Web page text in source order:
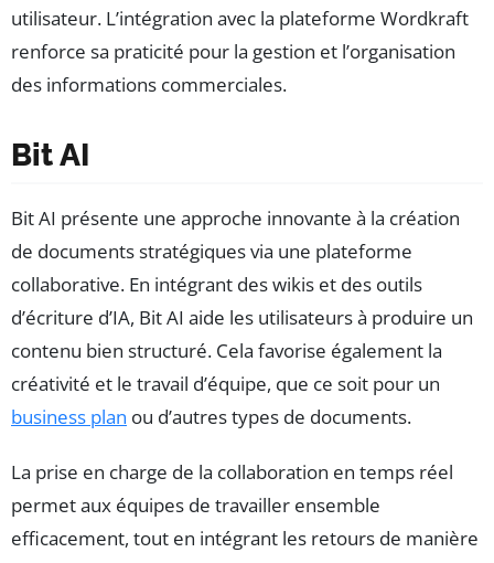
utilisateur. L’intégration avec la plateforme Wordkraft
renforce sa praticité pour la gestion et l’organisation
des informations commerciales.
Bit AI
Bit AI présente une approche innovante à la création
de documents stratégiques via une plateforme
collaborative. En intégrant des wikis et des outils
d’écriture d’IA, Bit AI aide les utilisateurs à produire un
contenu bien structuré. Cela favorise également la
créativité et le travail d’équipe, que ce soit pour un
business plan ou d’autres types de documents.
La prise en charge de la collaboration en temps réel
permet aux équipes de travailler ensemble
efficacement, tout en intégrant les retours de manière